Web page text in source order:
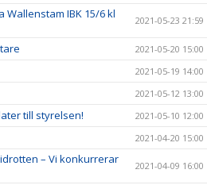
Wallenstam IBK 15/6 kl
2021-05-23 21:59
2021-05-20 15:00
2021-05-19 14:00
2021-05-12 13:00
till styrelsen! 2021-05-10 12:00
2021-04-20 15:00
– Vi konkurrerar
2021-04-09 16:00